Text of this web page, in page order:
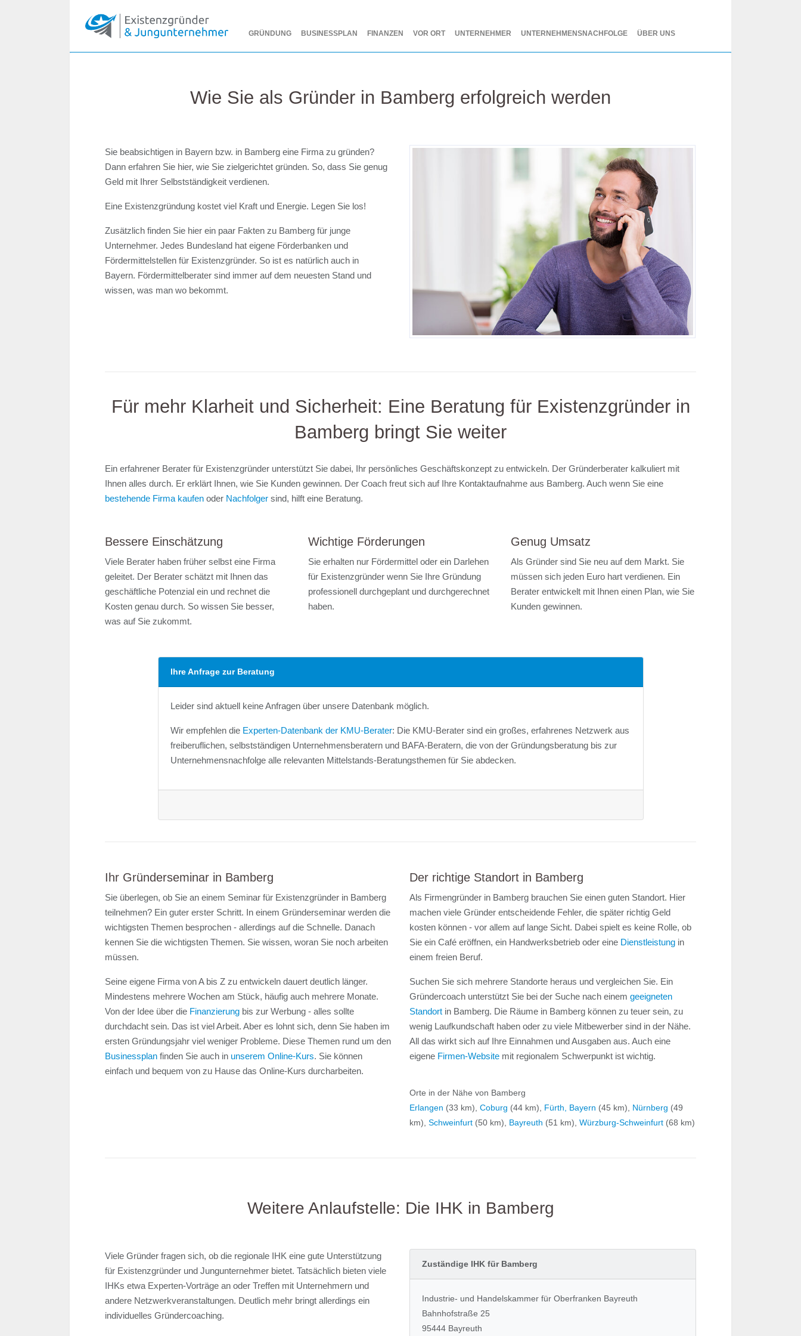
GRÜNDUNG BUSINESSPLAN FINANZEN VOR ORT UNTERNEHMER UNTERNEHMENSNACHFOLGE ÜBER UNS
Wie Sie als Gründer in Bamberg erfolgreich werden
Sie beabsichtigen in Bayern bzw. in Bamberg eine Firma zu gründen?
Dann erfahren Sie hier, wie Sie zielgerichtet gründen. So, dass Sie genug
Geld mit Ihrer Selbstständigkeit verdienen.
Eine Existenzgründung kostet viel Kraft und Energie. Legen Sie los!
Zusätzlich finden Sie hier ein paar Fakten zu Bamberg für junge
Unternehmer. Jedes Bundesland hat eigene Förderbanken und
Fördermittelstellen für Existenzgründer. So ist es natürlich auch in
Bayern. Fördermittelberater sind immer auf dem neuesten Stand und
wissen, was man wo bekommt.
Für mehr Klarheit und Sicherheit: Eine Beratung für Existenzgründer in
Bamberg bringt Sie weiter
Ein erfahrener Berater für Existenzgründer unterstützt Sie dabei, Ihr persönliches Geschäftskonzept zu entwickeln. Der Gründerberater kalkuliert mit
Ihnen alles durch. Er erklärt Ihnen, wie Sie Kunden gewinnen. Der Coach freut sich auf Ihre Kontaktaufnahme aus Bamberg. Auch wenn Sie eine
bestehende Firma kaufen oder Nachfolger sind, hilft eine Beratung.
Bessere Einschätzung
Viele Berater haben früher selbst eine Firma
geleitet. Der Berater schätzt mit Ihnen das
geschäftliche Potenzial ein und rechnet die
Kosten genau durch. So wissen Sie besser,
was auf Sie zukommt.
Wichtige Förderungen
Sie erhalten nur Fördermittel oder ein Darlehen
für Existenzgründer wenn Sie Ihre Gründung
professionell durchgeplant und durchgerechnet
haben.
Genug Umsatz
Als Gründer sind Sie neu auf dem Markt. Sie
müssen sich jeden Euro hart verdienen. Ein
Berater entwickelt mit Ihnen einen Plan, wie Sie
Kunden gewinnen.
Ihre Anfrage zur Beratung
Leider sind aktuell keine Anfragen über unsere Datenbank möglich.
Wir empfehlen die Experten-Datenbank der KMU-Berater: Die KMU-Berater sind ein großes, erfahrenes Netzwerk aus
freiberuflichen, selbstständigen Unternehmensberatern und BAFA-Beratern, die von der Gründungsberatung bis zur
Unternehmensnachfolge alle relevanten Mittelstands-Beratungsthemen für Sie abdecken.
Ihr Gründerseminar in Bamberg
Sie überlegen, ob Sie an einem Seminar für Existenzgründer in Bamberg
teilnehmen? Ein guter erster Schritt. In einem Gründerseminar werden die
wichtigsten Themen besprochen - allerdings auf die Schnelle. Danach
kennen Sie die wichtigsten Themen. Sie wissen, woran Sie noch arbeiten
müssen.
Seine eigene Firma von A bis Z zu entwickeln dauert deutlich länger.
Mindestens mehrere Wochen am Stück, häufig auch mehrere Monate.
Von der Idee über die Finanzierung bis zur Werbung - alles sollte
durchdacht sein. Das ist viel Arbeit. Aber es lohnt sich, denn Sie haben im
ersten Gründungsjahr viel weniger Probleme. Diese Themen rund um den
Businessplan finden Sie auch in unserem Online-Kurs. Sie können
einfach und bequem von zu Hause das Online-Kurs durcharbeiten.
Der richtige Standort in Bamberg
Als Firmengründer in Bamberg brauchen Sie einen guten Standort. Hier
machen viele Gründer entscheidende Fehler, die später richtig Geld
kosten können - vor allem auf lange Sicht. Dabei spielt es keine Rolle, ob
Sie ein Café eröffnen, ein Handwerksbetrieb oder eine Dienstleistung in
einem freien Beruf.
Suchen Sie sich mehrere Standorte heraus und vergleichen Sie. Ein
Gründercoach unterstützt Sie bei der Suche nach einem geeigneten
Standort in Bamberg. Die Räume in Bamberg können zu teuer sein, zu
wenig Laufkundschaft haben oder zu viele Mitbewerber sind in der Nähe.
All das wirkt sich auf Ihre Einnahmen und Ausgaben aus. Auch eine
eigene Firmen-Website mit regionalem Schwerpunkt ist wichtig.
Orte in der Nähe von Bamberg
Erlangen (33 km), Coburg (44 km), Fürth, Bayern (45 km), Nürnberg (49
km), Schweinfurt (50 km), Bayreuth (51 km), Würzburg-Schweinfurt (68 km)
Weitere Anlaufstelle: Die IHK in Bamberg
Viele Gründer fragen sich, ob die regionale IHK eine gute Unterstützung
für Existenzgründer und Jungunternehmer bietet. Tatsächlich bieten viele
IHKs etwa Experten-Vorträge an oder Treffen mit Unternehmern und
andere Netzwerkveranstaltungen. Deutlich mehr bringt allerdings ein
individuelles Gründercoaching.
Zuständige IHK für Bamberg
Industrie- und Handelskammer für Oberfranken Bayreuth
Bahnhofstraße 25
95444 Bayreuth